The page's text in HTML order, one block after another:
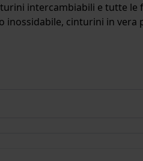
intercambiabili e tutte le
inossidabile, cinturini in vera